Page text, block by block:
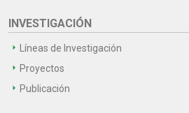
INVESTIGACIÓN
Líneas de Investigación
Proyectos
Publicación